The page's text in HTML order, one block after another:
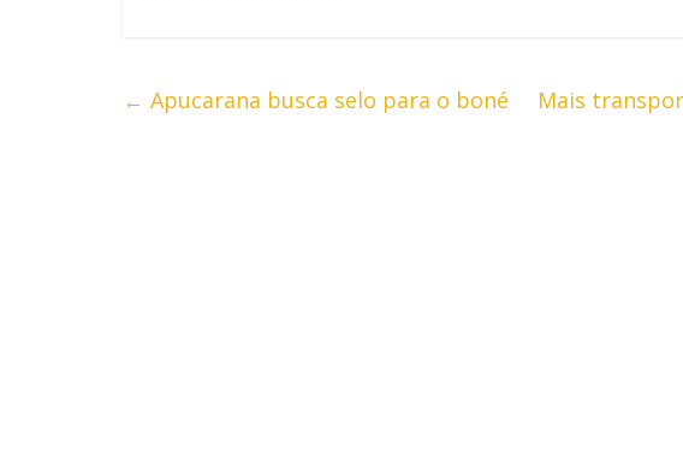
← Apucarana busca selo para o boné Mais